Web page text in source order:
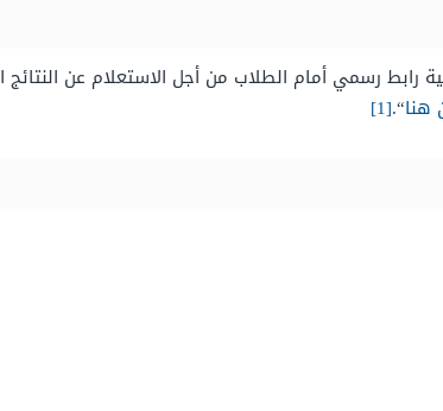
رابط رسمي أمام الطلاب من أجل الاستعلام عن النتائج
هنا“.
[1]